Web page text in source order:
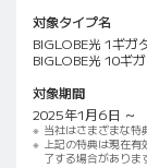
対象タイプ名
BIGLOBE光 1ギガ
BIGLOBE光 10ギ
対象期間
2025年1月6日 ～
当社はさまざまな特
上記の特典は現在
了する場合がありま